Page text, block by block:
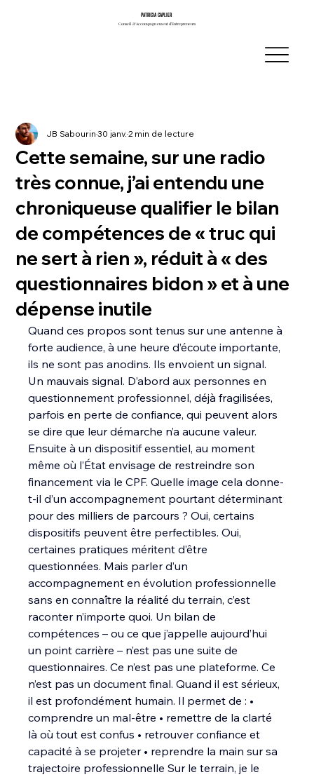
PATRICIA CAPLIER
PATRICIA CAPLIER
Conseil & Accompagnement d’Entrepreneurs
Conseil & Accompagnement d’Entrepreneurs
Cette semaine, sur une radio
très connue, j’ai entendu une
chroniqueuse qualifier le bilan
de compétences de « truc qui
ne sert à rien », réduit à « des
questionnaires bidon » et à une
dépense inutile
JB Sabourin30 janv.2 min de lecture
Quand ces propos sont tenus sur une antenne à
forte audience, à une heure d’écoute importante,
ils ne sont pas anodins. Ils envoient un signal.
Un mauvais signal. D’abord aux personnes en
questionnement professionnel, déjà fragilisées,
parfois en perte de confiance, qui peuvent alors
se dire que leur démarche n’a aucune valeur.
Ensuite à un dispositif essentiel, au moment
même où l’État envisage de restreindre son
financement via le CPF. Quelle image cela donne-
t-il d’un accompagnement pourtant déterminant
pour des milliers de parcours ? Oui, certains
dispositifs peuvent être perfectibles. Oui,
certaines pratiques méritent d’être
questionnées. Mais parler d’un
accompagnement en évolution professionnelle
sans en connaître la réalité du terrain, c’est
raconter n’importe quoi. Un bilan de
compétences – ou ce que j’appelle aujourd’hui
un point carrière – n’est pas une suite de
questionnaires. Ce n’est pas une plateforme. Ce
n’est pas un document final. Quand il est sérieux,
il est profondément humain. Il permet de : •
comprendre un mal-être • remettre de la clarté
là où tout est confus • retrouver confiance et
capacité à se projeter • reprendre la main sur sa
trajectoire professionnelle Sur le terrain, je le